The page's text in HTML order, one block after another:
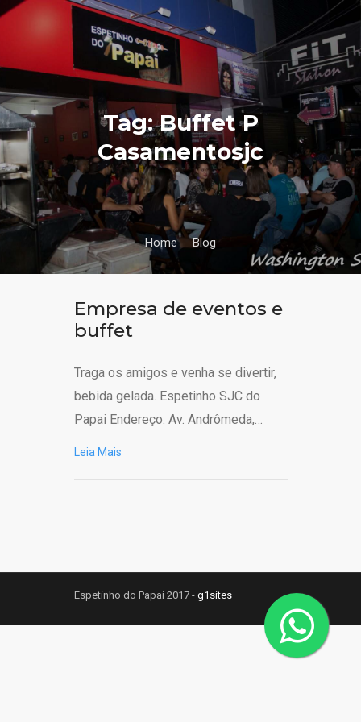
Tag: Buffet P
Casamentosjc
Home Blog
Empresa de eventos e
buffet
Traga os amigos e venha se divertir,
bebida gelada. Espetinho SJC do
Papai Endereço: Av. Andrômeda,…
Leia Mais
Espetinho do Papai 2017 - g1sites